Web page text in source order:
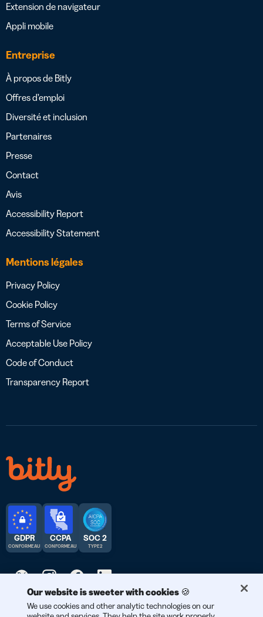
Extension de navigateur
Appli mobile
Entreprise
À propos de Bitly
Offres d’emploi
Diversité et inclusion
Partenaires
Presse
Contact
Avis
Accessibility Report
Accessibility Statement
Mentions légales
Privacy Policy
Cookie Policy
Terms of Service
Acceptable Use Policy
Code of Conduct
Transparency Report
© 2026 Bitly | Fait avec soin à New York City, Berlin, et partout
GDPR
CONFORME AU
CCPA
CONFORME AU
SOC 2
TYPE 2
Our website is sweeter with cookies 🍪
We use cookies and other analytic technologies on our